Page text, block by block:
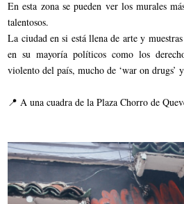
En esta zona se pueden ver los murales
talentosos.
La ciudad en si está llena de arte y
en su mayoría políticos como los
violento del país, mucho de ‘war on drugs’
📍 A una cuadra de la Plaza Chorro de